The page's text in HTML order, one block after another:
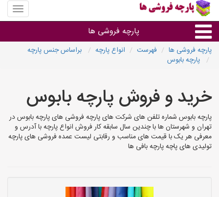
منوی
سایت
فروشی
پارچه فروشی ها
پارچه براساس رنگ طرح و کاربرد
پارچه فروشی های هر شهر
پارچه فروشی ها فهرست انواع پارچه
براساس جنس پارچه
پارچه بابوس
خرید و فروش پارچه بابوس
پارچه بابوس شماره تلفن های شرکت های پارچه فروشی های پارچه بابوس در
تهران و شهرستان ها با چندین سال سابقه کار فروش انواع پارچه با آدرس و
معرفی هر یک با قیمت های مناسب و رقابتی لیست عمده فروشی های پارچه
تولیدی های پاچه پارچه بافی ها